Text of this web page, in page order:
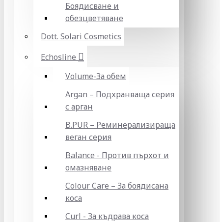
Боядисване и
обезцветяване
Dott. Solari Cosmetics
Echosline
Volume-За обем
Argan – Подхранваща серия
с арган
B.PUR – Реминерализираща
веган серия
Balance - Против пърхот и
омазняване
Colour Care – За боядисана
коса
Curl - За къдрава коса